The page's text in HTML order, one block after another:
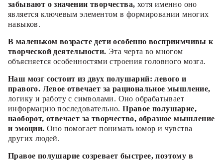
забывают о значении творчества, хотя именно оно
является ключевым элементом в формировании многих
навыков.
В маленьком возрасте дети особенно восприимчивы к
творческой деятельности. Эта черта во многом
объясняется особенностями строения головного мозга.
Наш мозг состоит из двух полушарий: левого и
правого. Левое отвечает за рациональное мышление,
логику и работу с символами. Оно обрабатывает
информацию последовательно.Правое полушарие,
наоборот, отвечает за творчество, образное мышление
и эмоции. Оно помогает понимать юмор и чувства
других людей.
Правое полушарие созревает быстрее, поэтому в